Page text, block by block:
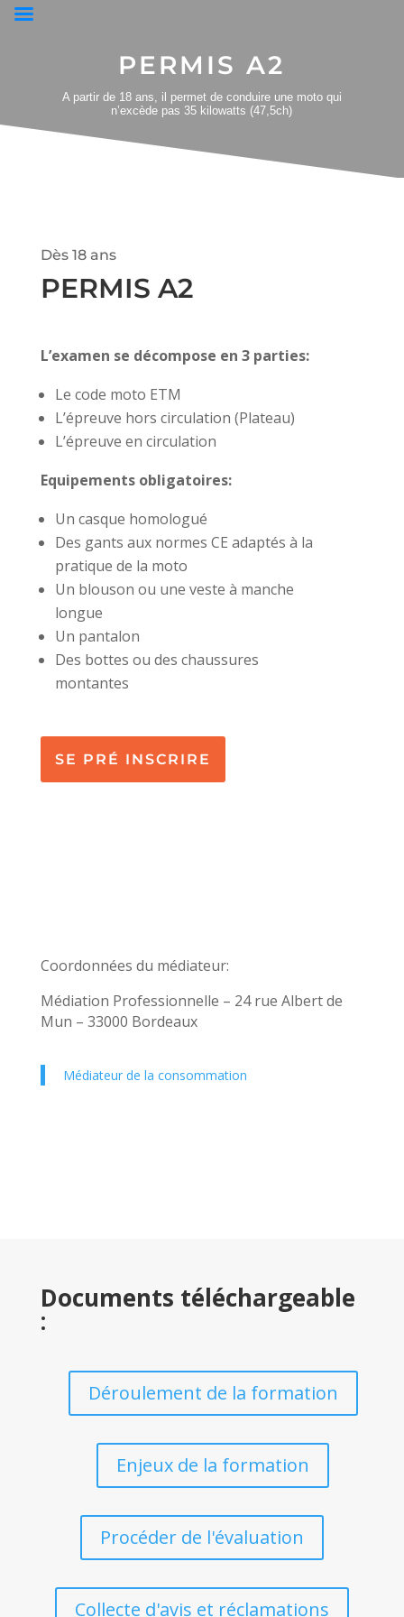
PERMIS A2
A partir de 18 ans, il permet de conduire une moto qui
n’excède pas 35 kilowatts (47,5ch)
Dès 18 ans
PERMIS A2
L’examen se décompose en 3 parties:
Le code moto ETM
L’épreuve hors circulation (Plateau)
L’épreuve en circulation
Equipements obligatoires:
Un casque homologué
Des gants aux normes CE adaptés à la
pratique de la moto
Un blouson ou une veste à manche
longue
Un pantalon
Des bottes ou des chaussures
montantes
SE PRÉ INSCRIRE
Coordonnées du médiateur:
Médiation Professionnelle – 24 rue Albert de
Mun – 33000 Bordeaux
Médiateur de la consommation
Documents téléchargeable
:
Déroulement de la formation
Enjeux de la formation
Procéder de l'évaluation
Collecte d'avis et réclamations